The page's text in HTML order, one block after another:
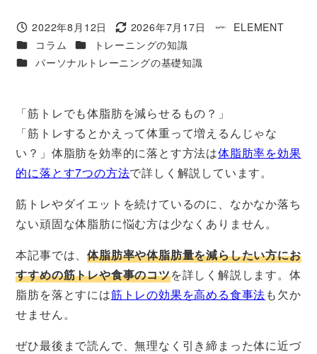
投稿日
2022年8月12日
更新日
2026年7月17日
ELEMENT
カテゴリー
コラム カテゴリー
トレーニングの知識
カテゴリー
パーソナルトレーニングの基礎知識
「筋トレでも体脂肪を減らせるもの？」
「筋トレするとかえって体重って増えるんじゃな
い？」体脂肪を効率的に落とす方法は体脂肪率を効果
的に落とす7つの方法で詳しく解説しています。
筋トレやダイエットを続けているのに、なかなか落ち
ない頑固な体脂肪に悩む方は少なくありません。
本記事では、体脂肪率や体脂肪量を減らしたい方にお
すすめの筋トレや食事のコツを詳しく解説します。体
脂肪を落とすには筋トレの効果を高める食事法も欠か
せません。
ぜひ最後まで読んで、無理なく引き締まった体に近づ